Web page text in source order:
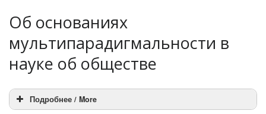
Об основаниях
мультипарадигмальности в
науке об обществе
Подробнее / More